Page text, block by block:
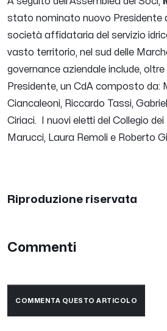
stato nominato nuovo Presidente
società affidataria del servizio
vasto territorio, nel sud delle
governance aziendale include, oltre
Presidente, un CdA composto da:
Ciancaleoni, Riccardo Tassi,
Ciriaci.
I nuovi eletti del Collegio
Marucci, Laura Remoli e Roberto
Riproduzione riservata
Commenti
COMMENTA QUESTO ARTICOLO